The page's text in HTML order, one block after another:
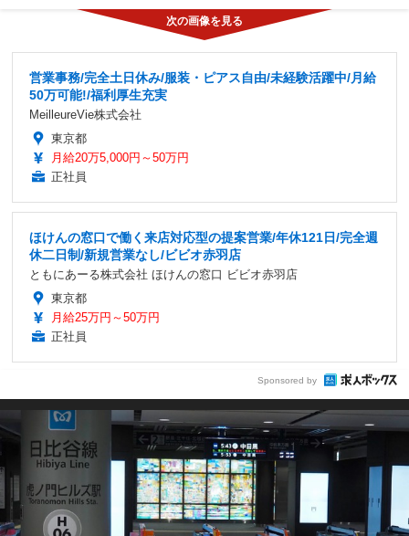
営業事務/完全土日休み/服装・ピアス自由/未経験活躍中/月給
50万可能!/福利厚生充実
MeilleureVie株式会社
東京都
月給20万5,000円～50万円
正社員
ほけんの窓口で働く来店対応型の提案営業/年休121日/完全週
休二日制/新規営業なし/ビビオ赤羽店
ともにあーる株式会社 ほけんの窓口 ビビオ赤羽店
東京都
月給25万円～50万円
正社員
Sponsored by